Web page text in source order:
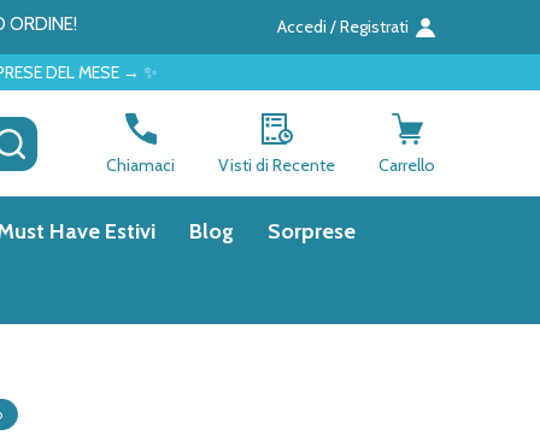
ORDINE! Accedi / Registrati
→ ✨
CERCA
Chiamaci Visti di Recente Carrello
Have Estivi Blog Sorprese